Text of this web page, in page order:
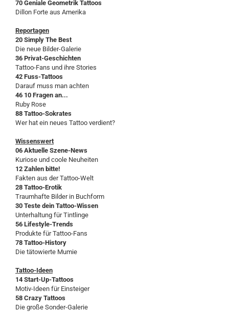
70 Geniale Geometrik Tattoos
Dillon Forte aus Amerika
Reportagen
20 Simply The Best
Die neue Bilder-Galerie
36 Privat-Geschichten
Tattoo-Fans und ihre Stories
42 Fuss-Tattoos
Darauf muss man achten
46 10 Fragen an...
Ruby Rose
88 Tattoo-Sokrates
Wer hat ein neues Tattoo verdient?
Wissenswert
06 Aktuelle Szene-News
Kuriose und coole Neuheiten
12 Zahlen bitte!
Fakten aus der Tattoo-Welt
28 Tattoo-Erotik
Traumhafte Bilder in Buchform
30 Teste dein Tattoo-Wissen
Unterhaltung für Tintlinge
56 Lifestyle-Trends
Produkte für Tattoo-Fans
78 Tattoo-History
Die tätowierte Mumie
Tattoo-Ideen
14 Start-Up-Tattoos
Motiv-Ideen für Einsteiger
58 Crazy Tattoos
Die große Sonder-Galerie